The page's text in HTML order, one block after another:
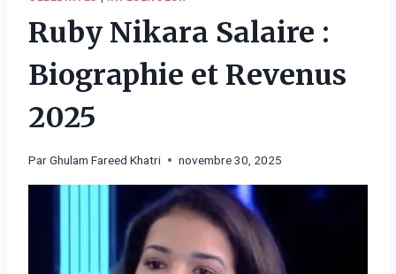
Ruby Nikara Salaire :
Biographie et Revenus
2025
ParGhulam Fareed Khatri novembre 30, 2025